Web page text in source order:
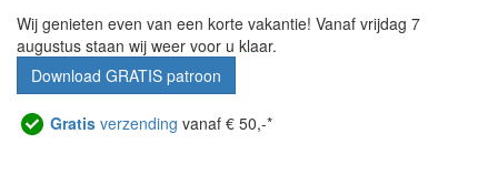
Wij genieten even van een korte vakantie! Vanaf vrijdag 7
augustus staan wij weer voor u klaar.
Download GRATIS patroon
Gratis verzending vanaf € 50,-*